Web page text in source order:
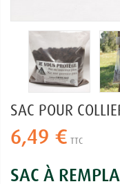
SAC POUR
6,49 € TTC
SAC À